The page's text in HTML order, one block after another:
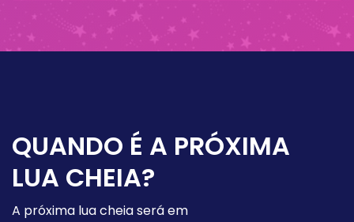
QUANDO É A PRÓXIMA
LUA CHEIA?
A próxima lua cheia será em